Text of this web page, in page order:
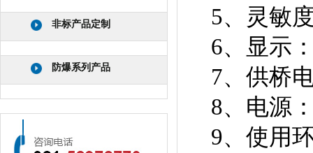
非标产品定制
防爆系列产品
5、灵敏
6、显示
7、供桥
8、电源
9、使用